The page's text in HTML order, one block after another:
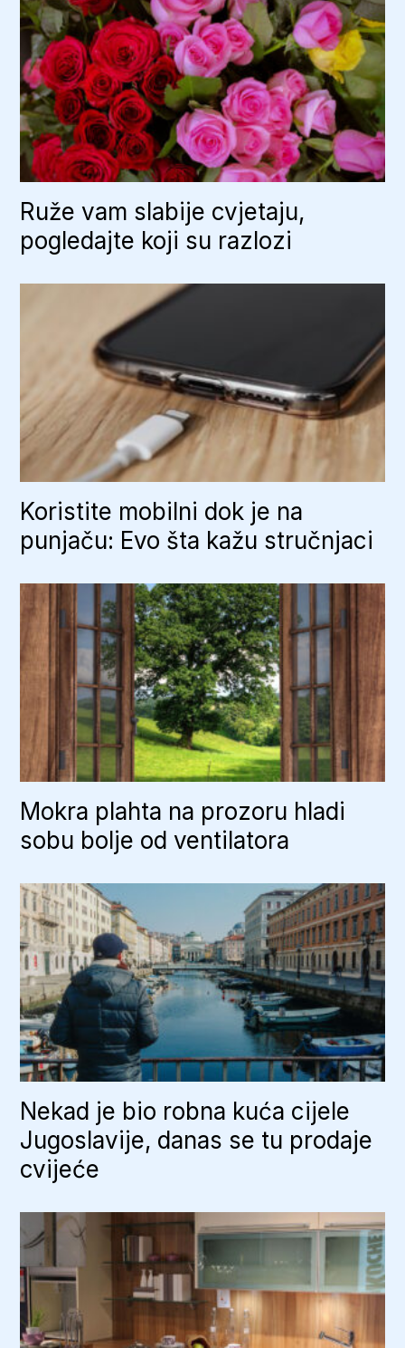
Ruže vam slabije cvjetaju,
pogledajte koji su razlozi
Koristite mobilni dok je na
punjaču: Evo šta kažu stručnjaci
Mokra plahta na prozoru hladi
sobu bolje od ventilatora
Nekad je bio robna kuća cijele
Jugoslavije, danas se tu prodaje
cvijeće